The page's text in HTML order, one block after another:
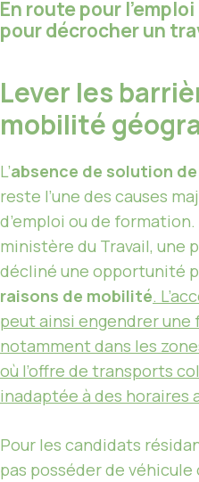
En route pour
pour décrocher un
Lever les
mobilité
L’absence de solution
reste l’une des causes
d’emploi ou de
ministère du Travail, une
décliné une opportunité
raisons de mobilité.
peut ainsi engendrer une
notamment dans les
où l’offre de transports
inadaptée à des horaires
Pour les candidats
pas posséder de véhicule